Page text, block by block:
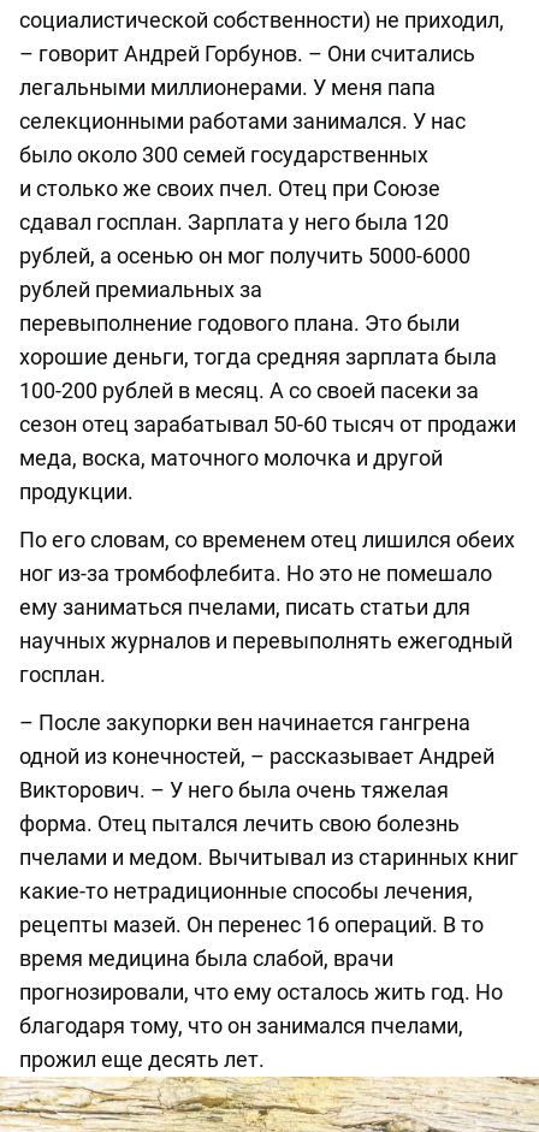
социалистической собственности) не приходил,
– говорит Андрей Горбунов. – Они считались
легальными миллионерами. У меня папа
селекционными работами занимался. У нас
было около 300 семей государственных
и столько же своих пчел. Отец при Союзе
сдавал госплан. Зарплата у него была 120
рублей, а осенью он мог получить 5000-6000
рублей премиальныхза
перевыполнение годового плана. Это были
хорошие деньги, тогда средняя зарплата была
100-200 рублей в месяц. А со своей пасеки за
сезон отец зарабатывал 50-60 тысяч от продажи
меда, воска, маточного молочка и другой
продукции.
По его словам, со временем отец лишился обеих
ног из-за тромбофлебита. Но это не помешало
ему заниматься пчелами, писать статьи для
научных журналов и перевыполнять ежегодный
госплан.
– После закупорки вен начинается гангрена
одной из конечностей, – рассказывает Андрей
Викторович. – У него была очень тяжелая
форма. Отец пытался лечить свою болезнь
пчелами и медом. Вычитывал изстаринных книг
какие-то нетрадиционные способы лечения,
рецепты мазей. Он перенес 16 операций. В то
время медицина была слабой, врачи
прогнозировали, что ему осталось жить год. Но
благодаря тому, что он занимался пчелами,
прожил еще десять лет.